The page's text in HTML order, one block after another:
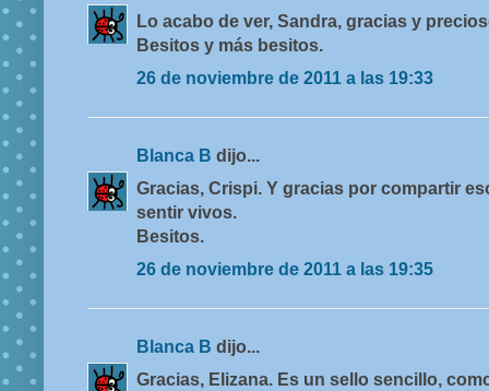
Lo acabo de ver, Sandra, gracias y
Besitos y más besitos.
26 de noviembre de 2011 a las 19:33
Blanca B dijo...
Gracias, Crispi. Y gracias por compartir
sentir vivos.
Besitos.
26 de noviembre de 2011 a las 19:35
Blanca B dijo...
Gracias, Elizana. Es un sello sencillo,